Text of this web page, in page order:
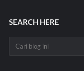
SEARCH HERE